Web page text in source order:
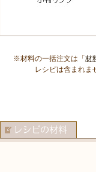
※材料の一括注文は「材
レシピは含まれま